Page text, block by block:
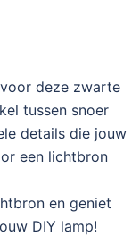
deze zwarte
tussen snoer
details die jouw
een lichtbron
en geniet
DIY lamp!